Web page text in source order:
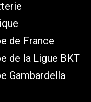
de France
de la Ligue BKT
Gambardella